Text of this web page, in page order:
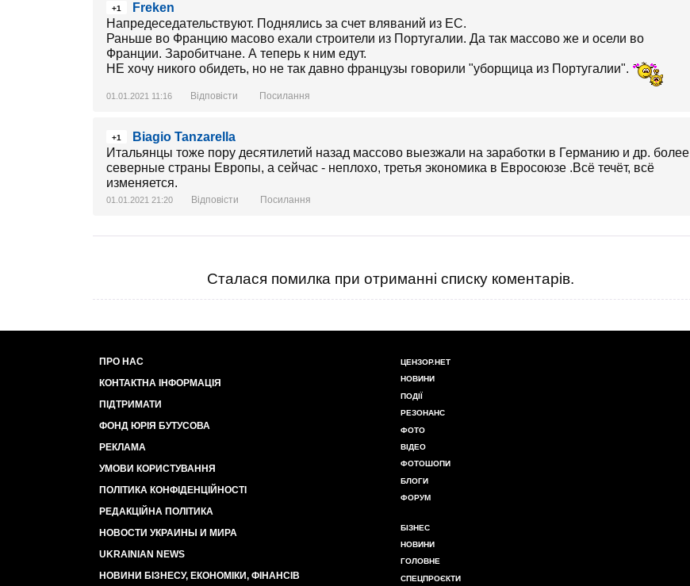
+1
Freken
Напредеседательствуют. Поднялись за счет вляваний из ЕС.
Раньше во Францию масово ехали строители из Португалии. Да так массово же и осели во
Франции. Заробитчане. А теперь к ним едут.
НЕ хочу никого обидеть, но не так давно французы говорили "уборщица из Португалии".
01.01.2021 11:16 Відповісти Посилання
+1
Biagio Tanzarella
Итальянцы тоже пору десятилетий назад массово выезжали на заработки в Германию и др. более
северные страны Европы, а сейчас - неплохо, третья экономика в Евросоюзе .Всё течёт, всё
изменяется.
01.01.2021 21:20 Відповісти Посилання
Сталася помилка при отриманні списку коментарів.
ПРО НАС
КОНТАКТНА ІНФОРМАЦІЯ
ПІДТРИМАТИ
ФОНД ЮРІЯ БУТУСОВА
РЕКЛАМА
УМОВИ КОРИСТУВАННЯ
ПОЛІТИКА КОНФІДЕНЦІЙНОСТІ
РЕДАКЦІЙНА ПОЛІТИКА
НОВОСТИ УКРАИНЫ И МИРА
UKRAINIAN NEWS
НОВИНИ БІЗНЕСУ, ЕКОНОМІКИ, ФІНАНСІВ
ЦЕНЗОР.НЕТ
НОВИНИ
ПОДІЇ
РЕЗОНАНС
ФОТО
ВІДЕО
ФОТОШОПИ
БЛОГИ
ФОРУМ
БІЗНЕС
НОВИНИ
ГОЛОВНЕ
СПЕЦПРОЄКТИ